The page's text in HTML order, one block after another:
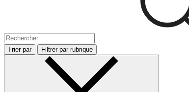
Trier par Filtrer par rubrique